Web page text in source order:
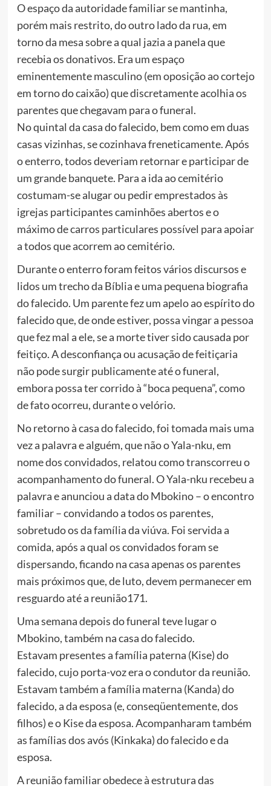
O espaço da autoridade familiar se mantinha,
porém mais restrito, do outro lado da rua, em
torno da mesa sobre a qual jazia a panela que
recebia os donativos. Era um espaço
eminentemente masculino (em oposição ao cortejo
em torno do caixão) que discretamente acolhia os
parentes que chegavam para o funeral.
No quintal da casa do falecido, bem como em duas
casas vizinhas, se cozinhava freneticamente. Após
o enterro, todos deveriam retornar e participar de
um grande banquete. Para a ida ao cemitério
costumam-se alugar ou pedir emprestados às
igrejas participantes caminhões abertos e o
máximo de carros particulares possível para apoiar
a todos que acorrem ao cemitério.
Durante o enterro foram feitos vários discursos e
lidos um trecho da Bíblia e uma pequena biografia
do falecido. Um parente fez um apelo ao espírito do
falecido que, de onde estiver, possa vingar a pessoa
que fez mal a ele, se a morte tiver sido causada por
feitiço. A desconfiança ou acusação de feitiçaria
não pode surgir publicamente até o funeral,
embora possa ter corrido à “boca pequena”, como
de fato ocorreu, durante o velório.
No retorno à casa do falecido, foi tomada mais uma
vez a palavra e alguém, que não o Yala-nku, em
nome dos convidados, relatou como transcorreu o
acompanhamento do funeral. O Yala-nku recebeu a
palavra e anunciou a data do Mbokino – o encontro
familiar – convidando a todos os parentes,
sobretudo os da família da viúva. Foi servida a
comida, após a qual os convidados foram se
dispersando, ficando na casa apenas os parentes
mais próximos que, de luto, devem permanecer em
resguardo até a reunião171.
Uma semana depois do funeral teve lugar o
Mbokino, também na casa do falecido.
Estavam presentes a família paterna (Kise) do
falecido, cujo porta-voz era o condutor da reunião.
Estavam também a família materna (Kanda) do
falecido, a da esposa (e, conseqüentemente, dos
filhos) e o Kise da esposa. Acompanharam também
as famílias dos avós (Kinkaka) do falecido e da
esposa.
A reunião familiar obedece à estrutura das